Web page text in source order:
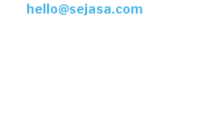
hello@sejasa.com